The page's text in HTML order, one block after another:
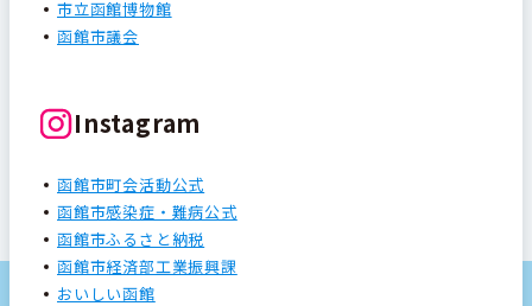
市立函館博物館
函館市議会
Instagram
函館市町会活動公式
函館市感染症・難病公式
函館市ふるさと納税
函館市経済部工業振興課
おいしい函館